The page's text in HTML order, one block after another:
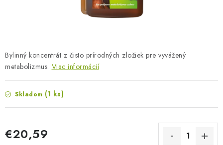
ZNAČKY
Obchodné podmienky
Podmienky ochrany osobných údajov
Napíšte nám
Bylinný koncentrát z čisto prírodných zložiek pre vyvážený
metabolizmus. Viac informácií
Skladom (1 ks)
€20,59